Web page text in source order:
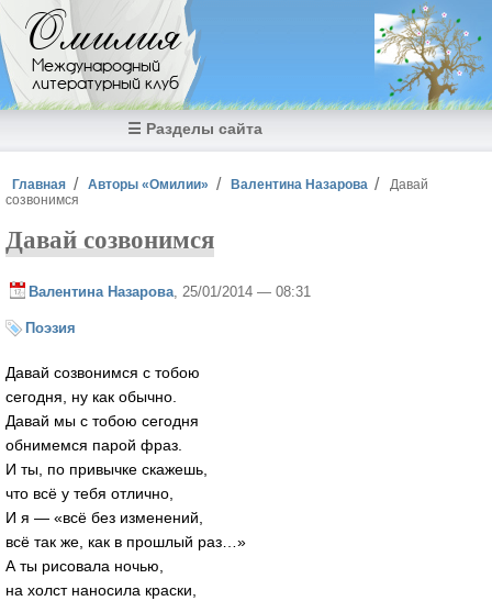
Перейти к основному содержанию
Омилия
Международный
литературный клуб
☰ Разделы сайта
Вы здесь
Главная Авторы «Омилии» Валентина Назарова
Давай
созвонимся
Давай созвонимся
Валентина Назарова , 25/01/2014 — 08:31
Поэзия
Давай созвонимся с тобою
сегодня, ну как обычно.
Давай мы с тобою сегодня
обнимемся парой фраз.
И ты, по привычке скажешь,
что всё у тебя отлично,
И я — «всё без изменений,
всё так же, как в прошлый раз…»
А ты рисовала ночью,
на холст наносила краски,